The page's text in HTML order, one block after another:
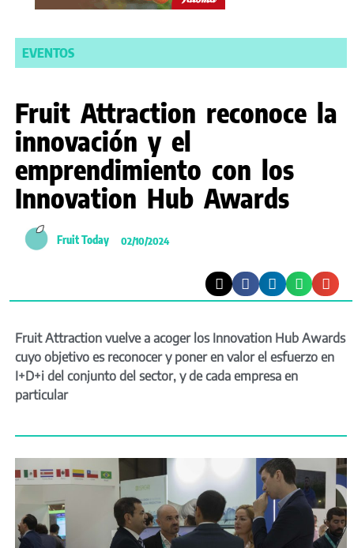
EVENTOS
Fruit Attraction reconoce la
innovación y el
emprendimiento con los
Innovation Hub Awards
Fruit Today 02/10/2024
Fruit Attraction vuelve a acoger los Innovation Hub Awards
cuyo objetivo es reconocer y poner en valor el esfuerzo en
I+D+i del conjunto del sector, y de cada empresa en
particular